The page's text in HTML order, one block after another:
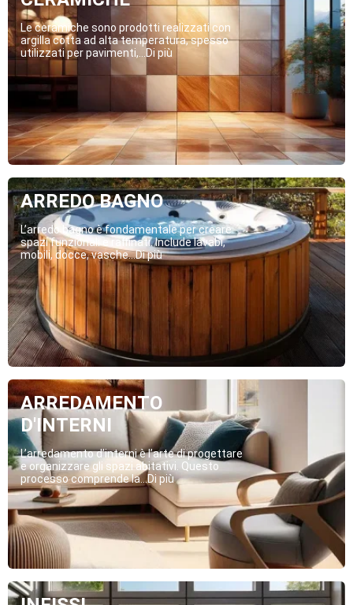
Le ceramiche sono prodotti realizzati con
argilla cotta ad alta temperatura, spesso
utilizzati per pavimenti,...Di più
ARREDO BAGNO
L’arredo bagno è fondamentale per creare
spazi funzionali e raffinati. Include lavabi,
mobili, docce, vasche...Di più
ARREDAMENTO
D'INTERNI
L’arredamento d’interni è l’arte di progettare
e organizzare gli spazi abitativi. Questo
processo comprende la...Di più